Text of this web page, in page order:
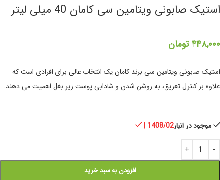
استیک صابونی ویتامین سی کامان 40 میلی لیتر
۴۴۸,۰۰۰ تومان
استیک صابونی ویتامین سی برند کامان یک انتخاب عالی برای افرادی است که
علاوه بر کنترل تعریق، به روشن شدن و شادابی پوست زیر بغل اهمیت می دهند.
موجود در انبار| 1408/02
افزودن به سبد خرید